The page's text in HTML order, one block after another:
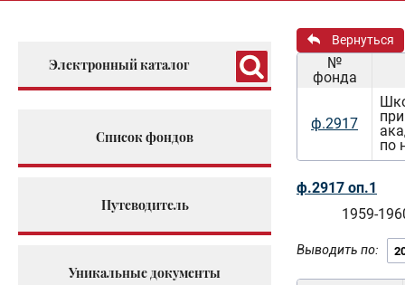
Электронный каталог
Список фондов
Путеводитель
Уникальные документы
Вернуться
№
фонда
ф.2917
по
ф.2917 оп.1
1959-
Выводить по: